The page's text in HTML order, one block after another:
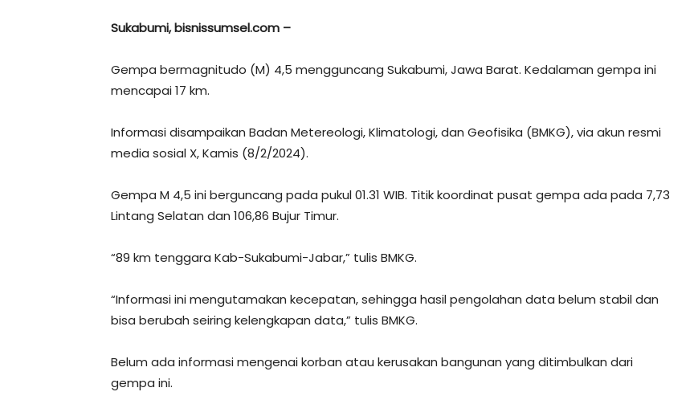
Sukabumi, bisnissumsel.com –
Gempa bermagnitudo (M) 4,5 mengguncang Sukabumi, Jawa Barat. Kedalaman gempa ini
mencapai 17 km.
Informasi disampaikan Badan Metereologi, Klimatologi, dan Geofisika (BMKG), via akun resmi
media sosial X, Kamis (8/2/2024).
Gempa M 4,5 ini berguncang pada pukul 01.31 WIB. Titik koordinat pusat gempa ada pada 7,73
Lintang Selatan dan 106,86 Bujur Timur.
“89 km tenggara Kab-Sukabumi-Jabar,” tulis BMKG.
“Informasi ini mengutamakan kecepatan, sehingga hasil pengolahan data belum stabil dan
bisa berubah seiring kelengkapan data,” tulis BMKG.
Belum ada informasi mengenai korban atau kerusakan bangunan yang ditimbulkan dari
gempa ini.